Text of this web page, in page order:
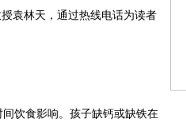
袁林天，通过热线电话为读者
饮食影响。孩子缺钙或缺铁在